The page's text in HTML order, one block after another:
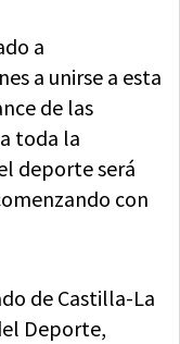
a
a unirse a esta
de las
toda la
deporte será
con
de Castilla-La
Deporte,